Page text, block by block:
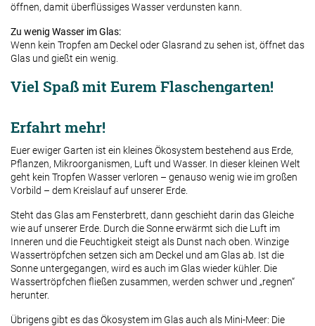
öffnen, damit überflüssiges Wasser verdunsten kann.
Zu wenig Wasser im Glas:
Wenn kein Tropfen am Deckel oder Glasrand zu sehen ist, öffnet das
Glas und gießt ein wenig.
Viel Spaß mit Eurem Flaschengarten!
Erfahrt mehr!
Euer ewiger Garten ist ein kleines Ökosystem bestehend aus Erde,
Pflanzen, Mikroorganismen, Luft und Wasser. In dieser kleinen Welt
geht kein Tropfen Wasser verloren – genauso wenig wie im großen
Vorbild – dem Kreislauf auf unserer Erde.
Steht das Glas am Fensterbrett, dann geschieht darin das Gleiche
wie auf unserer Erde. Durch die Sonne erwärmt sich die Luft im
Inneren und die Feuchtigkeit steigt als Dunst nach oben. Winzige
Wassertröpfchen setzen sich am Deckel und am Glas ab. Ist die
Sonne untergegangen, wird es auch im Glas wieder kühler. Die
Wassertröpfchen fließen zusammen, werden schwer und „regnen“
herunter.
Übrigens gibt es das Ökosystem im Glas auch als Mini-Meer: Die